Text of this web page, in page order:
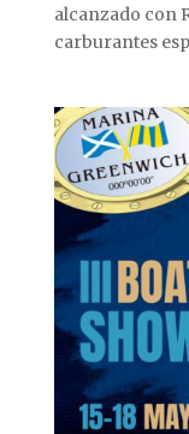
alcanzado con
carburantes